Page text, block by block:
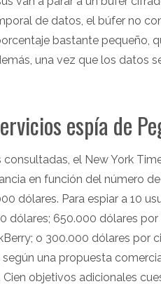
de datos, el búfer no
bastante pequeño,
una vez que los datos
espía de
el New York
en función del número
dólares. Para espiar a 10
dólares; 650.000 dólares
o 300.000 dólares por
una propuesta
objetivos adicionales